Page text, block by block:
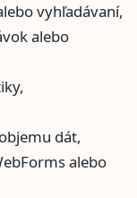
vyhľadávaní,
alebo
dát,
alebo